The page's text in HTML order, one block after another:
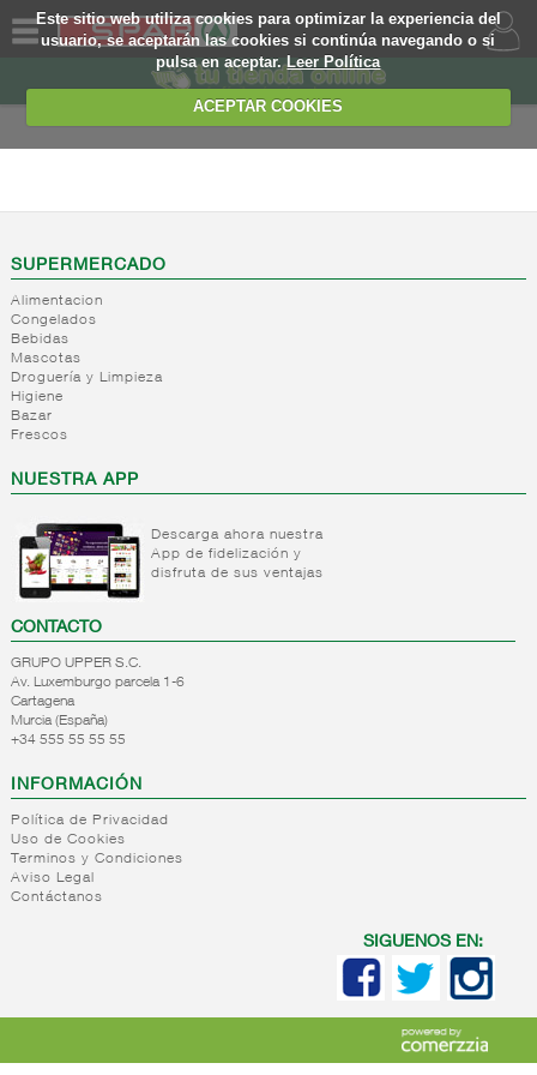
Este sitio web utiliza cookies para optimizar la experiencia del
usuario, se aceptarán las cookies si continúa navegando o si
pulsa en aceptar.Leer Política
ACEPTAR COOKIES
SOMOS
WEB
EJEMPLO
lacteas
Batidos
Congelados
libre
servicio
Verduras/legumbres
congelada
Platos
preparados
Panificados
Pescado
natural
Carnicos
Sin
gluten
Pan
listo venta
congelados
Pan
congelado
venta
congelados
Helados +
Helados
multipack
Nata
tarrina
Helados
bloques
Helados
tarrinas
/ pints
Tartas
congeladas
Granizados
Hielo
Helado
Internacional
ultracongelado
+
Internacional
ultracongelado
SUPERMERCADO
Alimentacion
Congelados
Bebidas
Mascotas
Droguería y Limpieza
Higiene
Bazar
Frescos
NUESTRA APP
Descarga ahora nuestra
App de fidelización y
disfruta de sus ventajas
CONTACTO
GRUPO UPPER S.C.
Av. Luxemburgo parcela 1-6
Cartagena
Murcia (España)
+34 555 55 55 55
INFORMACIÓN
Política de Privacidad
Uso de Cookies
Terminos y Condiciones
Aviso Legal
Contáctanos
SIGUENOS EN: